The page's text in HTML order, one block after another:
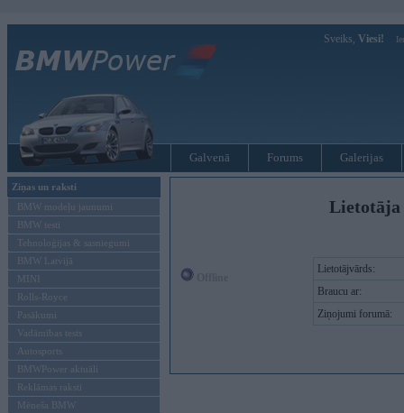
Sveiks, Viesi!
Galvenā Forums Galerijas
Ziņas un raksti
BMW modeļu jaunumi
BMW testi
Tehnoloģijas & sasniegumi
BMW Latvijā
MINI
Rolls-Royce
Pasākumi
Vadāmības tests
Autosports
BMWPower aktuāli
Reklāmas raksti
Mēneša BMW
Lietotāja
Lietotājvārds:
Braucu ar:
Ziņojumi forumā: